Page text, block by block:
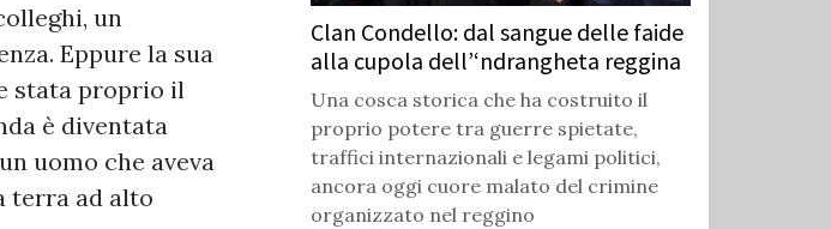
un
Eppure la sua
stata proprio il
è diventata
uomo che aveva
terra ad alto
Clan Condello: dal sangue delle faide
alla cupola dell’‘ndrangheta reggina
Una cosca storica che ha costruito il
proprio potere tra guerre spietate,
traffici internazionali e legami politici,
ancora oggi cuore malato del crimine
organizzato nel reggino